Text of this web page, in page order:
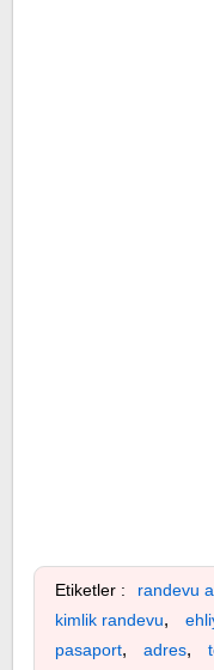
Etiketler : randevu
kimlik randevu,
pasaport, adres,